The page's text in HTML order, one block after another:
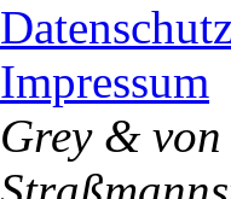
Impressum
Grey &